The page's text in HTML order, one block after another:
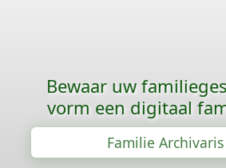
Bewaar uw
vorm een digitaal
Familie Archivaris